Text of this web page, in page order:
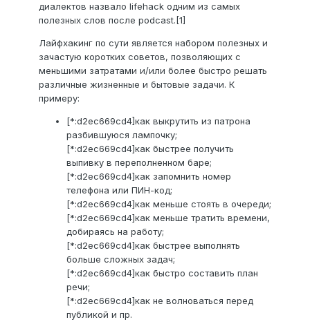
диалектов назвало lifehack одним из самых
полезных слов после podcast.[1]
Лайфхакинг по сути является набором полезных и
зачастую коротких советов, позволяющих с
меньшими затратами и/или более быстро решать
различные жизненные и бытовые задачи. К
примеру:
[*:d2ec669cd4]как выкрутить из патрона
разбившуюся лампочку;
[*:d2ec669cd4]как быстрее получить
выпивку в переполненном баре;
[*:d2ec669cd4]как запомнить номер
телефона или ПИН-код;
[*:d2ec669cd4]как меньше стоять в очереди;
[*:d2ec669cd4]как меньше тратить времени,
добираясь на работу;
[*:d2ec669cd4]как быстрее выполнять
больше сложных задач;
[*:d2ec669cd4]как быстро составить план
речи;
[*:d2ec669cd4]как не волноваться перед
публикой и пр.